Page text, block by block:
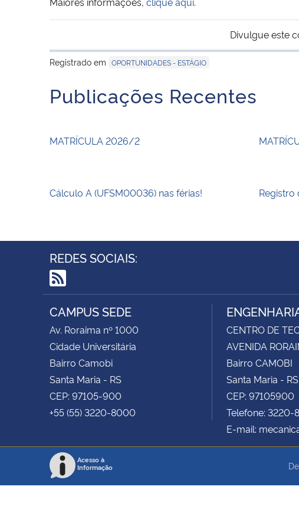
Divulgue este
Registrado em OPORTUNIDADES - ESTÁGIO
Publicações Recentes
MATRÍCULA 2026/2
Cálculo A (UFSM00036) nas férias! Registro
REDES SOCIAIS:
RSS
CAMPUS SEDE
Av. Roraima nº 1000
Cidade Universitária
Bairro Camobi
Santa Maria - RS
CEP: 97105-900
+55 (55) 3220-8000
CENTRO DE
AVENIDA
Bairro CAMOBI
Santa Maria - RS
CEP: 97105900
Telefone: 3220-
E-mail:
Acesso à
Informação